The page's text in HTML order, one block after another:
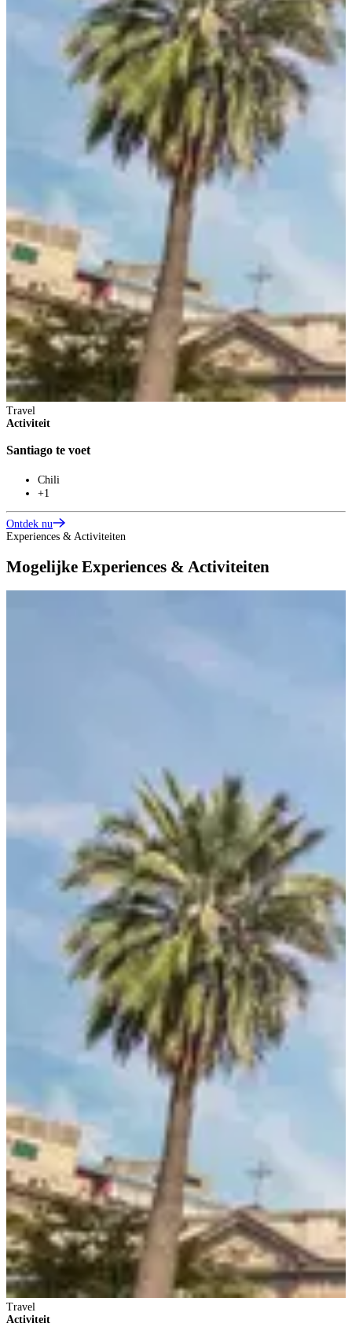
Travel
Activiteit
Santiago te voet
Chili
+1
Ontdek nu
Experiences & Activiteiten
Mogelijke Experiences & Activiteiten
Travel
Activiteit